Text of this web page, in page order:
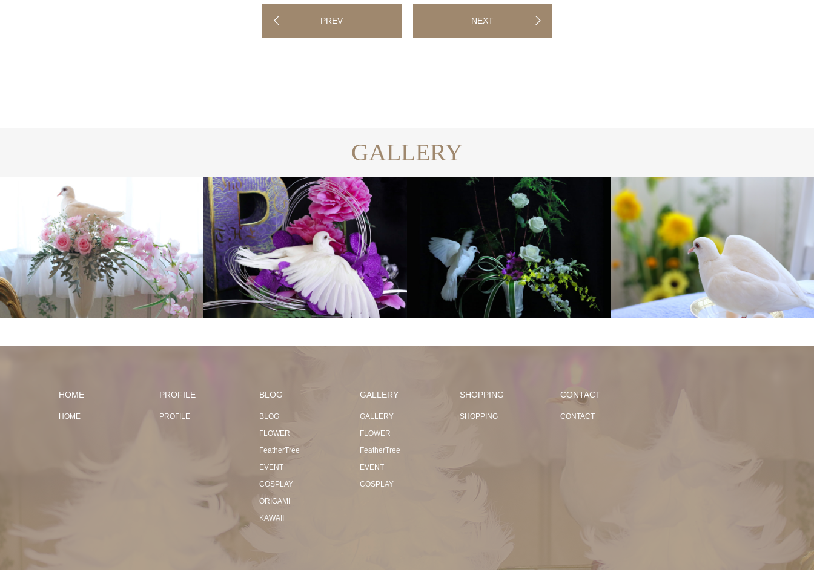
PREV NEXT
GALLERY
HOME
HOME
PROFILE
PROFILE
BLOG
BLOG
FLOWER
FeatherTree
EVENT
COSPLAY
ORIGAMI
KAWAII
GALLERY
GALLERY
FLOWER
FeatherTree
EVENT
COSPLAY
SHOPPING
SHOPPING
CONTACT
CONTACT